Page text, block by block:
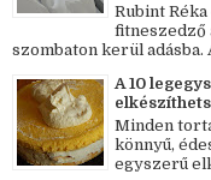
Rubint
fitneszedző
szombaton kerül adásba.
A 10
Minden
könnyű,
egyszerű